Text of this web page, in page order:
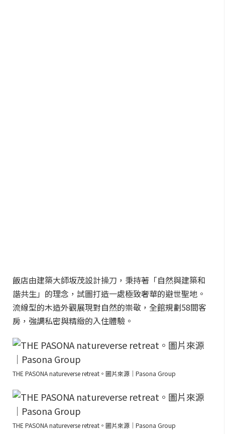
飯店由建築大師坂茂設計操刀，秉持著「自然與建築和
諧共生」的理念，試圖打造一處極致奢華的避世聖地。
流線型的木造外觀展現對自然的崇敬，全館規劃58間客
房，強調私密與精緻的入住體驗。
THE PASONA natureverse retreat。圖片來源｜Pasona Group
THE PASONA natureverse retreat。圖片來源｜Pasona Group